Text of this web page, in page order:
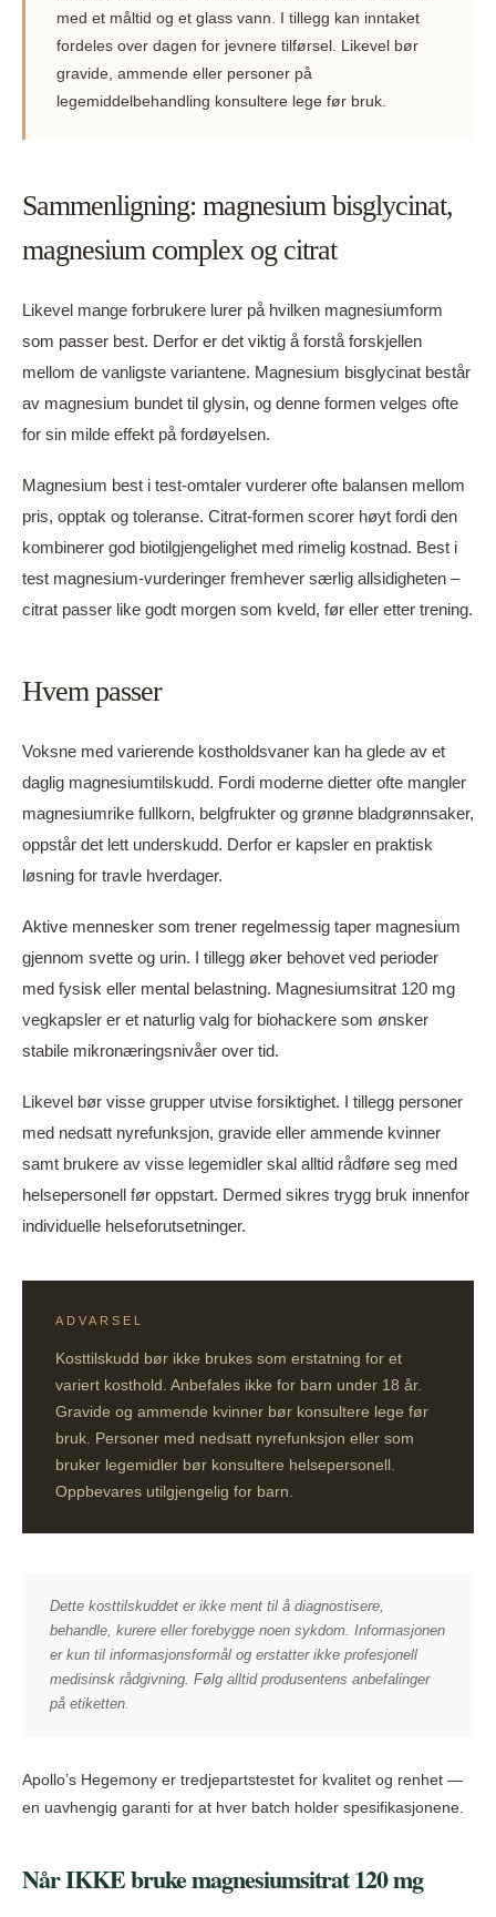
med et måltid og et glass vann. I tillegg kan inntaket
fordeles over dagen for jevnere tilførsel. Likevel bør
gravide, ammende eller personer på
legemiddelbehandling konsultere lege før bruk.
Sammenligning: magnesium bisglycinat,
magnesium complex og citrat
Likevel mange forbrukere lurer på hvilken magnesiumform
som passer best. Derfor er det viktig å forstå forskjellen
mellom de vanligste variantene. Magnesium bisglycinat består
av magnesium bundet til glysin, og denne formen velges ofte
for sin milde effekt på fordøyelsen.
Magnesium best i test-omtaler vurderer ofte balansen mellom
pris, opptak og toleranse. Citrat-formen scorer høyt fordi den
kombinerer god biotilgjengelighet med rimelig kostnad. Best i
test magnesium-vurderinger fremhever særlig allsidigheten –
citrat passer like godt morgen som kveld, før eller etter trening.
Hvem passer
Voksne med varierende kostholdsvaner kan ha glede av et
daglig magnesiumtilskudd. Fordi moderne dietter ofte mangler
magnesiumrike fullkorn, belgfrukter og grønne bladgrønnsaker,
oppstår det lett underskudd. Derfor er kapsler en praktisk
løsning for travle hverdager.
Aktive mennesker som trener regelmessig taper magnesium
gjennom svette og urin. I tillegg øker behovet ved perioder
med fysisk eller mental belastning. Magnesiumsitrat 120 mg
vegkapsler er et naturlig valg for biohackere som ønsker
stabile mikronæringsnivåer over tid.
Likevel bør visse grupper utvise forsiktighet. I tillegg personer
med nedsatt nyrefunksjon, gravide eller ammende kvinner
samt brukere av visse legemidler skal alltid rådføre seg med
helsepersonell før oppstart. Dermed sikres trygg bruk innenfor
individuelle helseforutsetninger.
ADVARSEL
Kosttilskudd bør ikke brukes som erstatning for et
variert kosthold. Anbefales ikke for barn under 18 år.
Gravide og ammende kvinner bør konsultere lege før
bruk. Personer med nedsatt nyrefunksjon eller som
bruker legemidler bør konsultere helsepersonell.
Oppbevares utilgjengelig for barn.
Dette kosttilskuddet er ikke ment til å diagnostisere,
behandle, kurere eller forebygge noen sykdom. Informasjonen
er kun til informasjonsformål og erstatter ikke profesjonell
medisinsk rådgivning. Følg alltid produsentens anbefalinger
på etiketten.
Apollo’s Hegemony er tredjepartstestet for kvalitet og renhet —
en uavhengig garanti for at hver batch holder spesifikasjonene.
Når IKKE bruke magnesiumsitrat 120 mg